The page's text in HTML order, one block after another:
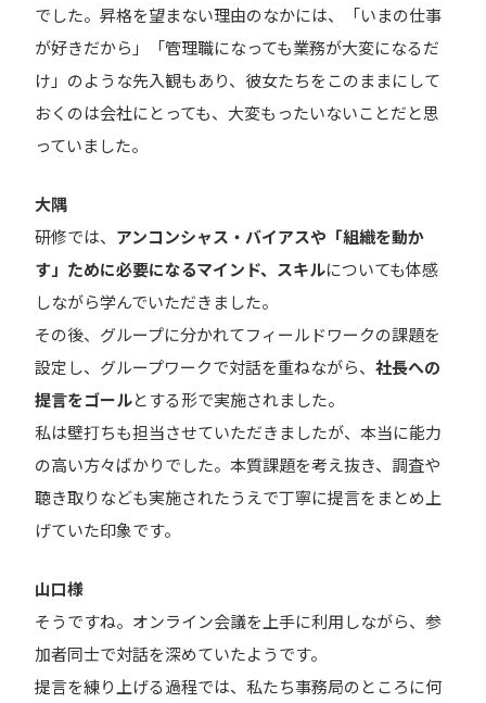
でした。昇格を望まない理由のなかには、「いまの仕事
が好きだから」「管理職になっても業務が大変になるだ
け」のような先入観もあり、彼女たちをこのままにして
おくのは会社にとっても、大変もったいないことだと思
っていました。
大隅
研修では、 アンコンシャス・バイアスや「組織を動か
す」ために必要になるマインド、スキルについても体感
しながら学んでいただきました。
その後、グループに分かれてフィールドワークの課題を
設定し、グループワークで対話を重ねながら、 社長への
提言をゴールとする形で実施されました。
私は壁打ちも担当させていただきましたが、本当に能力
の高い方々ばかりでした。本質課題を考え抜き、調査や
聴き取りなども実施されたうえで丁寧に提言をまとめ上
げていた印象です。
山口様
そうですね。オンライン会議を上手に利用しながら、参
加者同士で対話を深めていたようです。
提言を練り上げる過程では、私たち事務局のところに何